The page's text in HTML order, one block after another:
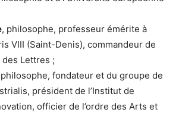
, philosophe, professeur émérite à
VIII (Saint-Denis), commandeur de
des Lettres ;
fondateur et du groupe de
président de l’Institut de
officier de l’ordre des Arts et